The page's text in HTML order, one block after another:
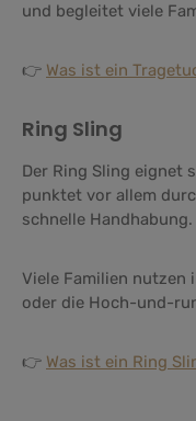
und begleitet viele
👉 Was ist ein
Ring Sling
Der Ring Sling eignet
punktet vor allem
schnelle Handhabung.
Viele Familien nutzen
oder die Hoch-und-
👉 Was ist ein Ring